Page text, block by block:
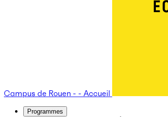
Campus de Rouen - - Accueil
Programmes